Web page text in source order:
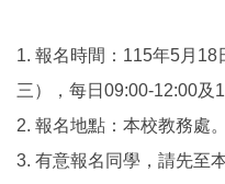
1. 報名時間：115年5月18
三），每日09:00-12:00及
2. 報名地點：本校教務處。
3. 有意報名同學，請先至